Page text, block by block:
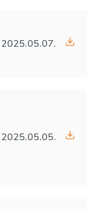
2025.05.07.
2025.05.05.